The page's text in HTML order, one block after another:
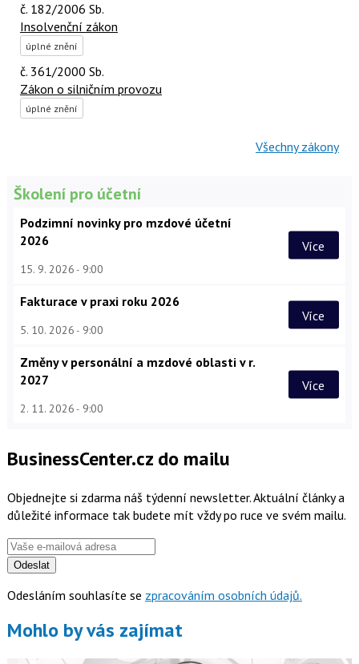
č. 182/2006 Sb.
Insolvenční zákon
úplné znění
č. 361/2000 Sb.
Zákon o silničním provozu
úplné znění
Všechny zákony
Školení pro účetní
Podzimní novinky pro mzdové účetní
2026
15. 9. 2026 9:00
Více
Fakturace v praxi roku 2026
5. 10. 2026 9:00
Více
Změny v personální a mzdové oblasti v r.
2027
2. 11. 2026 9:00
Více
BusinessCenter.cz do mailu
Objednejte si zdarma náš týdenní newsletter. Aktuální články a
důležité informace tak budete mít vždy po ruce ve svém mailu.
Odeslat
Odesláním souhlasíte se zpracováním osobních údajů.
Mohlo by vás zajímat